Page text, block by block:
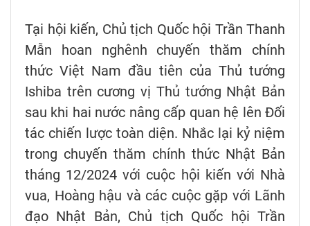
Tại hội kiến, Chủ tịch Quốc hội Trần Thanh
Mẫn hoan nghênh chuyến thăm chính
thức Việt Nam đầu tiên của Thủ tướng
Ishiba trên cương vị Thủ tướng Nhật Bản
sau khi hai nước nâng cấp quan hệ lên Đối
tác chiến lược toàn diện. Nhắc lại kỷ niệm
trong chuyến thăm chính thức Nhật Bản
tháng 12/2024 với cuộc hội kiến với Nhà
vua, Hoàng hậu và các cuộc gặp với Lãnh
đạo Nhật Bản, Chủ tịch Quốc hội Trần